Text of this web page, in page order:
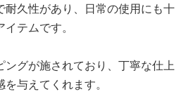
耐久性があり、日常の使用にも十
テムです。
グが施されており、丁寧な仕上
与えてくれます。